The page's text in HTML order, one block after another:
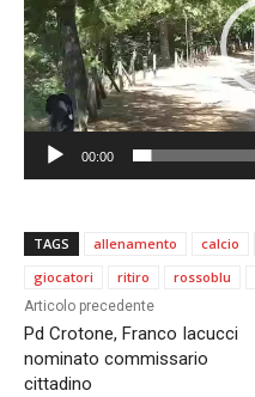
e
o
P
l
r
00:00
TAGS allenamento calcio
giocatori
ritiro rossoblu
Articolo precedente
Pd Crotone, Franco Iacucci
nominato commissario
cittadino